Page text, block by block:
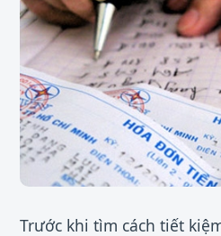
Trước khi tìm cách tiết